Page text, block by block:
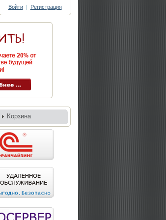
Войти | Регистрация
Корзина